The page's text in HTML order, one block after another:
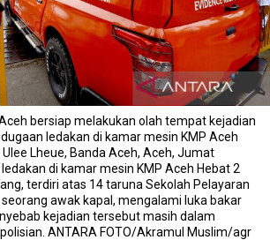
bersiap melakukan olah tempat kejadian
ledakan di kamar mesin KMP Aceh
Lheue, Banda Aceh, Aceh, Jumat
di kamar mesin KMP Aceh Hebat 2
terdiri atas 14 taruna Sekolah Pelayaran
awak kapal, mengalami luka bakar
kejadian tersebut masih dalam
ANTARA FOTO/Akramul Muslim/agr